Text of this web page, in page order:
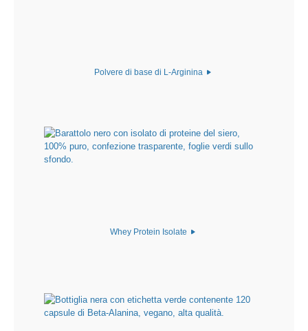
Polvere di base di L-Arginina
Whey Protein Isolate